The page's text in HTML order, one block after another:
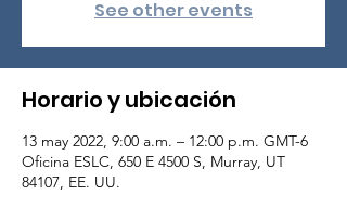
See other events
Horario y ubicación
13 may 2022, 9:00 a.m. – 12:00 p.m. GMT-6
Oficina ESLC, 650 E 4500 S, Murray, UT
84107, EE. UU.